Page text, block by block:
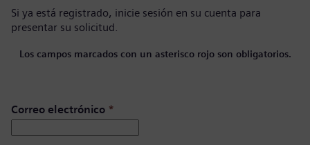
Si ya está registrado, inicie sesión en su cuenta para
presentar su solicitud.
Los campos marcados con un asterisco rojo son obligatorios.
Correo electrónico *